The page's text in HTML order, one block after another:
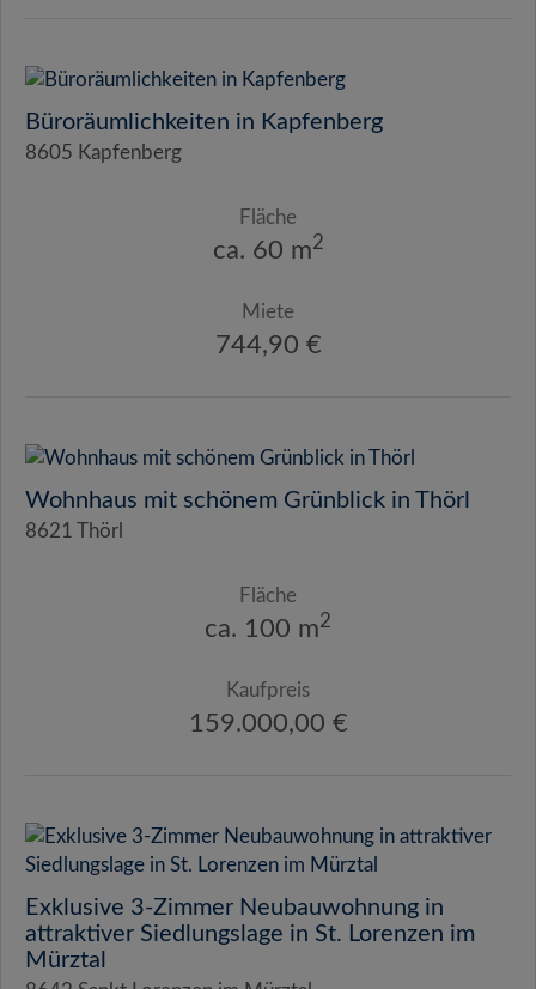
Büroräumlichkeiten in Kapfenberg
8605 Kapfenberg
Fläche
ca. 60 m2
Miete
744,90 €
Wohnhaus mit schönem Grünblick in Thörl
8621 Thörl
Fläche
ca. 100 m2
Kaufpreis
159.000,00 €
Exklusive 3-Zimmer Neubauwohnung in
attraktiver Siedlungslage in St. Lorenzen im
Mürztal